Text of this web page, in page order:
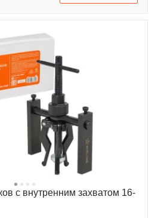
с внутренним захватом 16-